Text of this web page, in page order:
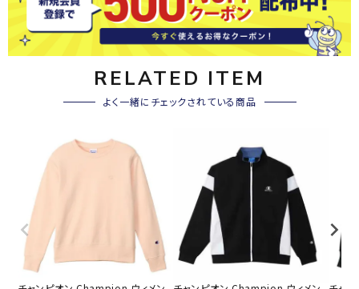
RELATED ITEM
よく一緒にチェックされている商品